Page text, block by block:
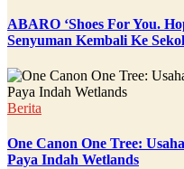
ABARO ‘Shoes For You.
Senyuman Kembali Ke
Berita
One Canon One Tree:
Paya Indah Wetlands